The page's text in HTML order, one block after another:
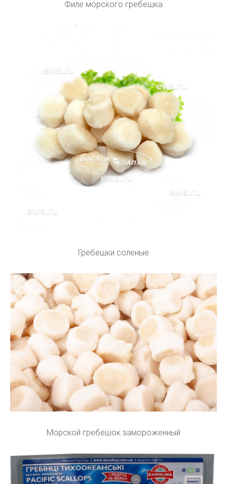
Филе морского гребешка
Гребешки соленые
Морской гребешок замороженный